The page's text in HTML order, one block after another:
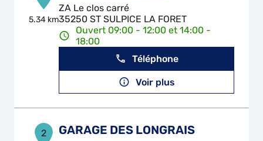
5.34 km
ZA Le clos carré
35250 ST SULPICE LA FORET
Ouvert 09:00 - 12:00 et 14:00 -
18:00
Téléphone
Voir plus
2 GARAGE DES LONGRAIS